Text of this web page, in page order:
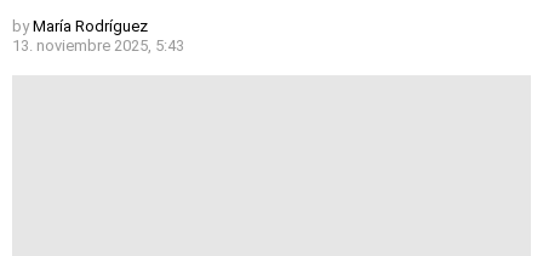
by María Rodríguez
13. noviembre 2025, 5:43